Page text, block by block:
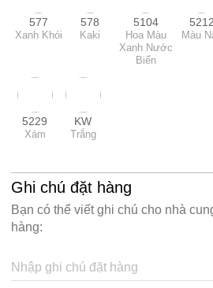
577
Xanh Khói
578
Kaki
5104
Hoa Màu
Xanh Nước
Biển
5212
Màu
5229
Xám
KW
Trắng
Ghi chú đặt hàng
Bạn có thể viết ghi chú cho nhà
hàng:
Nhập ghi chú đặt hàng